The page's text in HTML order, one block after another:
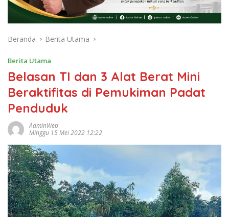
Beranda Berita Utama
Berita Utama
Belasan TI dan 3 Alat Berat Mini
Beraktifitas di Pemukiman Padat
Penduduk
AdminWeb
Minggu 15 Mei 2022 12:22